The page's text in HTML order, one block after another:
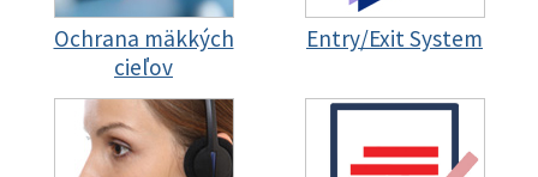
Ochrana mäkkých
cieľov
Entry/Exit System